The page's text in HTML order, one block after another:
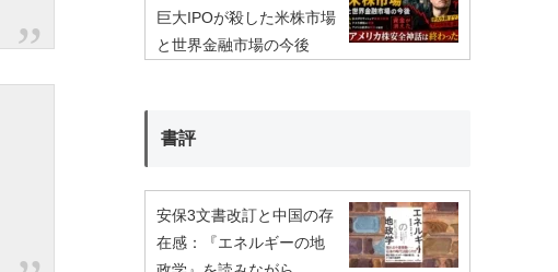
巨大IPOが殺した米株市場
と世界金融市場の今後
書評
安保3文書改訂と中国の存
在感：『エネルギーの地